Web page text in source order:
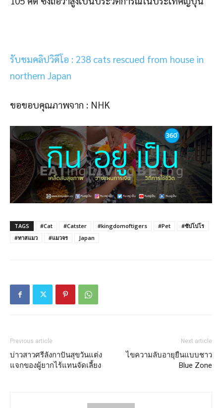
รับชมคลิปวิดีโอ : 238 cats rescued from house in
northern Japan
ขอขอบคุณภาพจาก : NHK
TAGS #Cat #Catster #kingdomoftigers #Pet
#ซัปโปโร
#ทาสแมว
#แมวจร Japan
Previous article
บ่าวสาวศรีลังกาปันสุขวันแต่ง
แจกของผู้ยากไร้แทนจัดเลี้ยง
Next article
ไขความลับอายุยืนแบบชาว
Blue Zone